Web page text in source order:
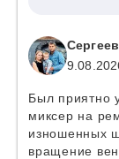
Был приятно
миксер на
изношенных
вращение